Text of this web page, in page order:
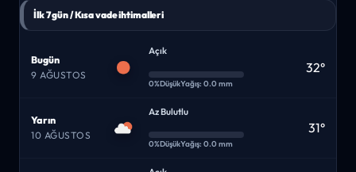
İlk 7 gün / Kısa vade ihtimalleri
Bugün
9 AĞUSTOS
Açık
0%DüşükYağış: 0.0 mm
32°
Yarın
10 AĞUSTOS
Az Bulutlu
0%DüşükYağış: 0.0 mm
31°